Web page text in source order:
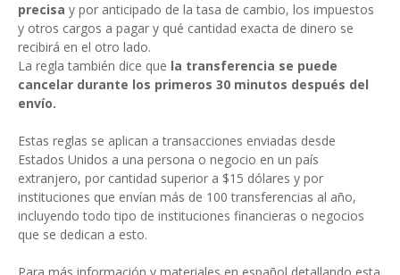
precisa y por anticipado de la tasa de cambio, los impuestos
y otros cargos a pagar y qué cantidad exacta de dinero se
recibirá en el otro lado.
La regla también dice que la transferencia se puede
cancelar durante los primeros 30 minutos después del
envío.
Estas reglas se aplican a transacciones enviadas desde
Estados Unidos a una persona o negocio en un país
extranjero, por cantidad superior a $15 dólares y por
instituciones que envían más de 100 transferencias al año,
incluyendo todo tipo de instituciones financieras o negocios
que se dedican a esto.